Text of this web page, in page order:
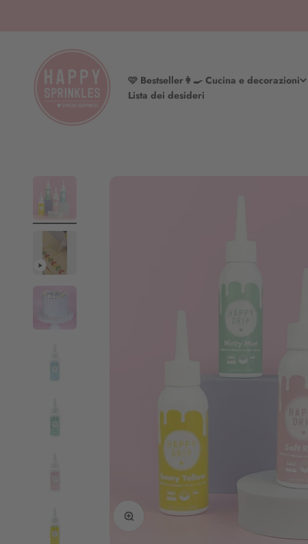
🩷 Bestseller👩‍🍳 Cucina e decorazioni
Lista dei desideri
HAPPY SPRINKLES | D2C
Ingrandire l'immagine